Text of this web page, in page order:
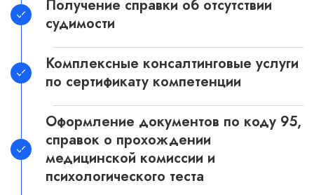
Получение справки об отсутствии
судимости
Комплексные консалтинговые услуги
по сертификату компетенции
Оформление документов по коду 95,
справок о прохождении
медицинской комиссии и
психологического теста